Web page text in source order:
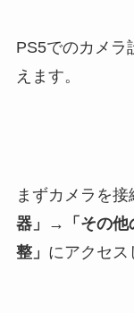
PS5でのカメラ
えます。
まずカメラを接
器」→「その他
整」 にアクセス